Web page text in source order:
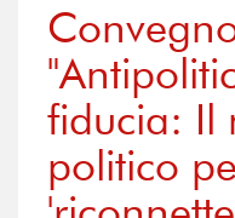
fiducia: Il
politico